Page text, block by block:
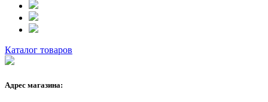
Каталог товаров
Адрес магазина: